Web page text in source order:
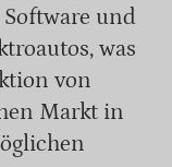
und
was
von
Markt in